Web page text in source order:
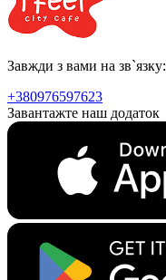
Завжди з вами на зв`язку:
+380976597623
Завантажте наш додаток